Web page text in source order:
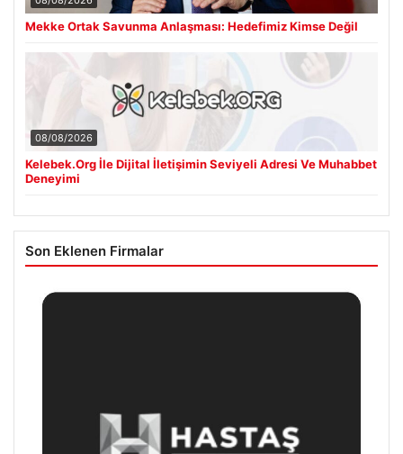
Mekke Ortak Savunma Anlaşması: Hedefimiz Kimse Değil
08/08/2026
Kelebek.Org İle Dijital İletişimin Seviyeli Adresi Ve Muhabbet
Deneyimi
Son Eklenen Firmalar